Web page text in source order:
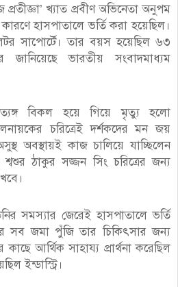
খ্যাত প্রবীণ অভিনেতা অনুপম
হাসপাতালে ভর্তি করা হয়েছিল।
সাপোর্টে। তার বয়স হয়েছিল ৬৩
ভারতীয় সংবাদমাধ্যম
বিকল হয়ে গিয়ে মৃত্যু হলো
চরিত্রেই দর্শকদের মন জয়
অবস্থায়ই কাজ চালিয়ে যাচ্ছিলেন
শ্বশুর ঠাকুর সজ্জন সিং চরিত্রের জন্য
সমস্যার জেরেই হাসপাতালে ভর্তি
সব জমা পুঁজি তার চিকিৎসার জন্য
আর্থিক সাহায্য প্রার্থনা করেছিল
ইন্ডাস্ট্রি।